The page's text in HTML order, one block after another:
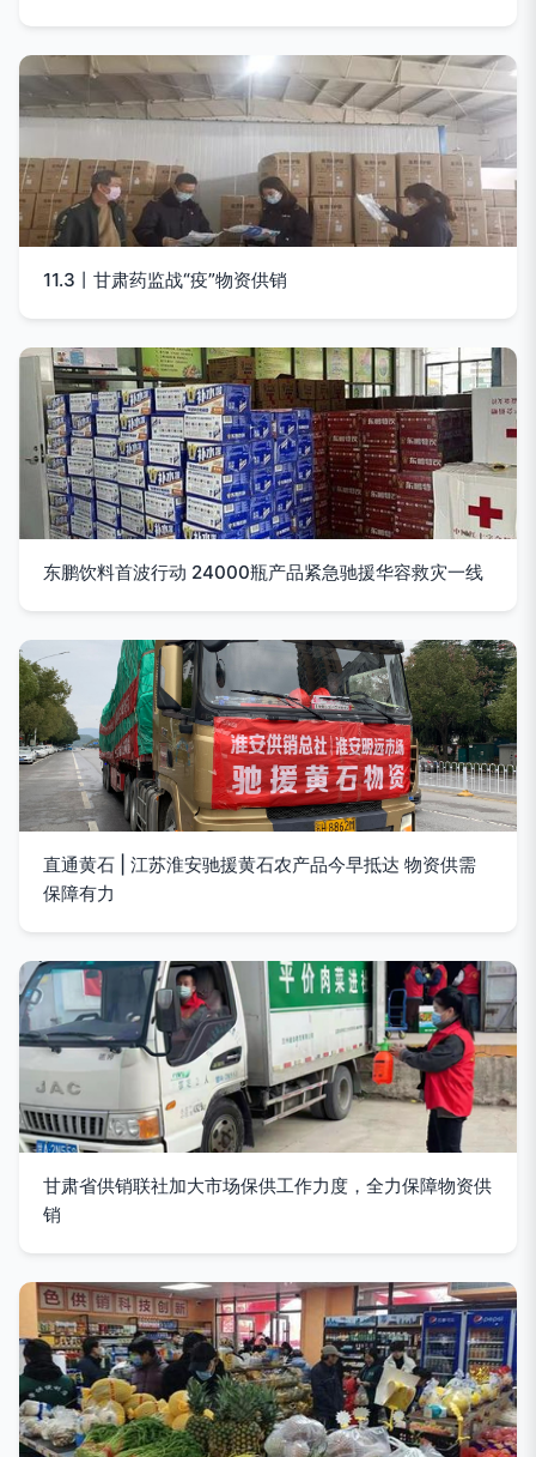
11.3丨甘肃药监战“疫”物资供销
东鹏饮料首波行动 24000瓶产品紧急驰援华容救灾一线
直通黄石 | 江苏淮安驰援黄石农产品今早抵达 物资供需
保障有力
甘肃省供销联社加大市场保供工作力度，全力保障物资供
销